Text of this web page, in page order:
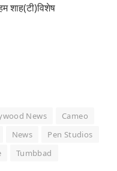
शाह(टी)विशेष
News
Cameo
News
Pen Studios
Tumbbad